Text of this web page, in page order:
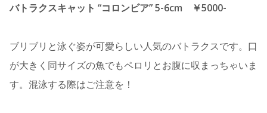
バトラクスキャット “コロンビア” 5-6cm ￥5000-
ブリブリと泳ぐ姿が可愛らしい人気のバトラクスです。口
が大きく同サイズの魚でもペロリとお腹に収まっちゃいま
す。混泳する際はご注意を！